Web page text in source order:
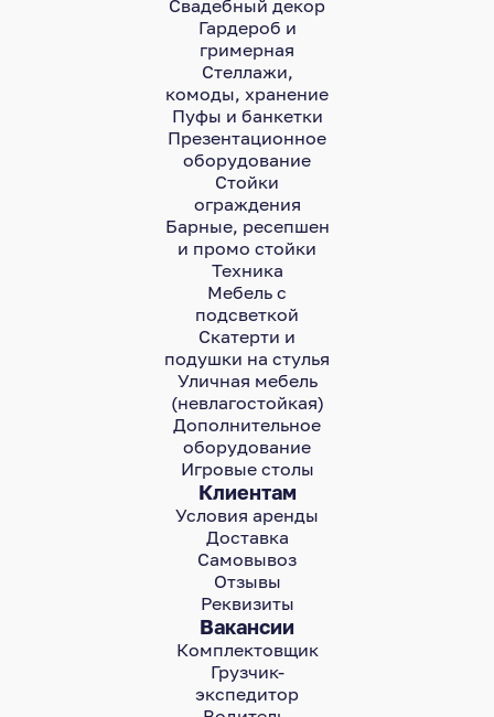
Клиентам
Условия аренды
Доставка
Самовывоз
Отзывы
Реквизиты
Вакансии
Комплектовщик
Грузчик-
экспедитор
Свадебный декор
Гардероб и
гримерная
Стеллажи,
комоды, хранение
Пуфы и банкетки
Презентационное
оборудование
Стойки
ограждения
Барные, ресепшен
и промо стойки
Техника
Мебель с
подсветкой
Скатерти и
подушки на стулья
Уличная мебель
(невлагостойкая)
Дополнительное
оборудование
Игровые столы